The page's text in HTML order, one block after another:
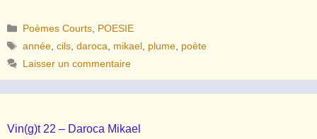
Catégories
Poèmes Courts POESIE
Étiquettes
année ,cils ,daroca mikael plume poète
Laisser un commentaire
Vin(g)t 22 – Daroca Mikael